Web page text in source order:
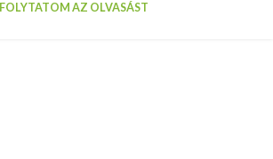
FOLYTATOM AZ OLVASÁST